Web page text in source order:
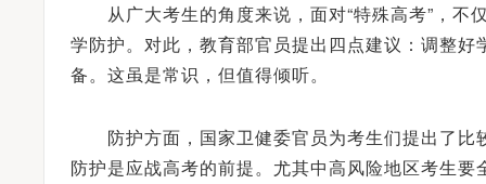
从广大考生的角度来说，面对“特殊高考”，不
学防护。对此，教育部官员提出四点建议：调整
备。这虽是常识，但值得倾听。
防护方面，国家卫健委官员为考生们提出了比
防护是应战高考的前提。尤其中高风险地区考生